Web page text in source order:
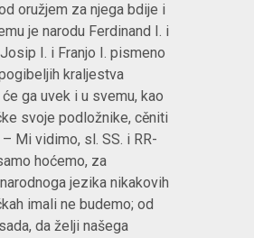
oružjem za njega bdije i
je narodu Ferdinand I. i
I. i Franjo I. pismeno
kraljestva
ga uvek i u svemu, kao
svoje podložnike, cěniti
Mi vidimo, sl. SS. i RR-
hoćemo, za
jezika nikakovih
imali ne budemo; od
da želji našega